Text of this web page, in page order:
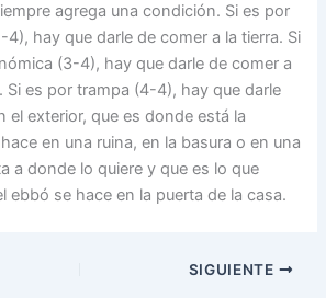
agrega una condición. Si es por
hay que darle de comer a la tierra. Si
(3-4), hay que darle de comer a
Si es por trampa (4-4), hay que darle
el exterior, que es donde está la
en una ruina, en la basura o en una
a donde lo quiere y que es lo que
ebbó se hace en la puerta de la casa.
SIGUIENTE